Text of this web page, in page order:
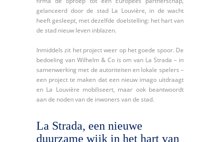
gelanceerd door de stad La Louvière, in de wacht
heeft gesleept, met dezelfde doelstelling: het hart van
de stad nieuw leven inblazen.
Inmiddels zit het project weer op het goede spoor. De
bedoeling van Wilhelm & Co is om van La Strada – in
samenwerking met de autoriteiten en lokale spelers –
een project te maken dat een nieuw imago uitdraagt
en La Louvière mobiliseert, maar ook beantwoordt
aan de noden van de inwoners van de stad.
La Strada, een nieuwe
duurzame wijk in het hart van